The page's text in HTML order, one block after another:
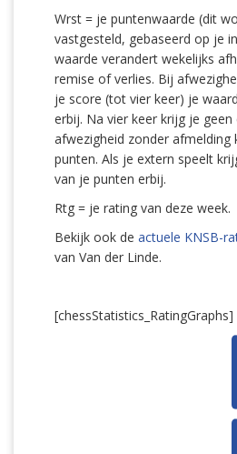
Wrst = je puntenwaarde (dit
vastgesteld, gebaseerd op je
waarde verandert wekelijks
remise of verlies. Bij
je score (tot vier keer) je
erbij. Na vier keer krijg je
afwezigheid zonder afmelding
punten. Als je extern speelt
van je punten erbij.
Rtg = je rating van deze week.
Bekijk ook de actuele KNSB-
van Van der Linde.
[chessStatistics_RatingGraphs]